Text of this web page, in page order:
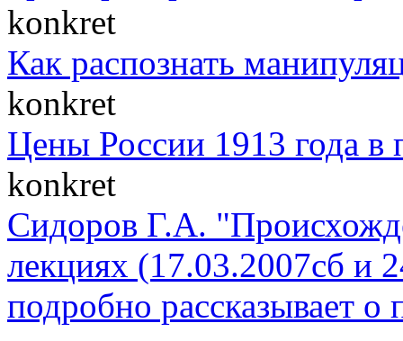
konkret
Как распознать
konkret
Цены России 1913 года в
konkret
Сидоров Г.А.
лекциях (17.03.2007сб и
подробно рассказывает о